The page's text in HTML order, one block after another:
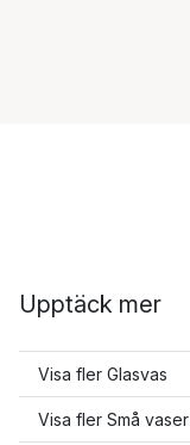
Upptäck mer
Visa fler Glasvas
Visa fler Små vaser